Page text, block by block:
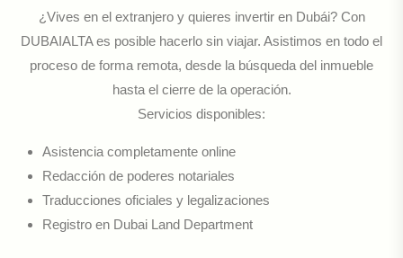
¿Vives en el extranjero y quieres invertir en Dubái? Con
DUBAIALTA es posible hacerlo sin viajar. Asistimos en todo el
proceso de forma remota, desde la búsqueda del inmueble
hasta el cierre de la operación.
Servicios disponibles:
Asistencia completamente online
Redacción de poderes notariales
Traducciones oficiales y legalizaciones
Registro en Dubai Land Department